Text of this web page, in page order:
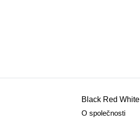
Black Red White
O společnosti